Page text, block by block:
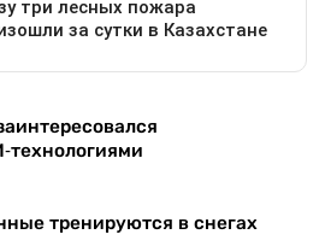
технологиями
тренируются в снегах